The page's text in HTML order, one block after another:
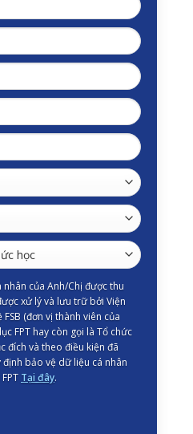
của Anh/Chị được thu
xử lý và lưu trữ bởi Viện
(đơn vị thành viên của
FPT hay còn gọi là Tổ chức
đích và theo điều kiện đã
bảo vệ dữ liệu cá nhân
Tại đây.